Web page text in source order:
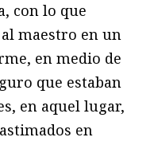
con lo que
maestro en un
en medio de
que estaban
en aquel lugar,
en